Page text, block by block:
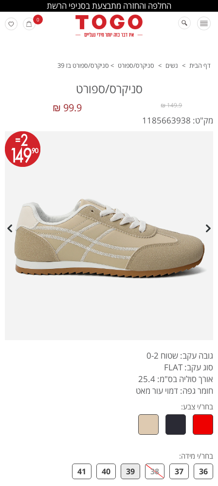
החלפה והחזרה מתבצעת בסניפי הרשת
0
דף הבית > נשים > סניקרס/ספורט > סניקרס/ספורט בז 39
סניקרס/ספורט
99.9 ₪ 149.9 ₪
מק"ט: 1185663938
גובה עקב: שטוח 0-2
סוג עקב: FLAT
אורך סוליה בס"מ: 25.4
חומר גפה: דמוי עור מאט
בחר/י צבע:
בחר/י מידה:
36
37
38
39
40
41